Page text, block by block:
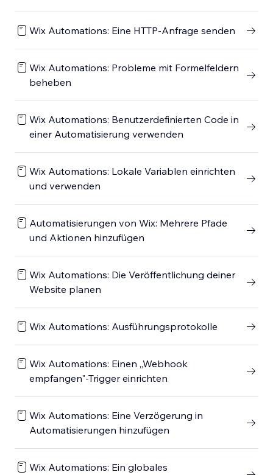
Wix Automations: Eine HTTP-Anfrage senden
Wix Automations: Probleme mit Formelfeldern
beheben
Wix Automations: Benutzerdefinierten Code in
einer Automatisierung verwenden
Wix Automations: Lokale Variablen einrichten
und verwenden
Automatisierungen von Wix: Mehrere Pfade
und Aktionen hinzufügen
Wix Automations: Die Veröffentlichung deiner
Website planen
Wix Automations: Ausführungsprotokolle
Wix Automations: Einen „Webhook
empfangen"-Trigger einrichten
Wix Automations: Eine Verzögerung in
Automatisierungen hinzufügen
Wix Automations: Ein globales